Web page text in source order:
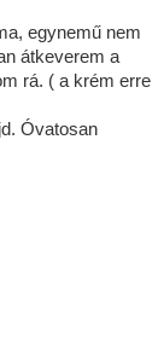
egynemű nem
átkeverem a
rá. ( a krém erre
Óvatosan